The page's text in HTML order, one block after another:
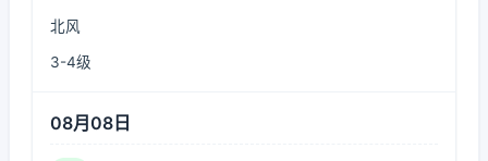
北风
3-4级
08月08日